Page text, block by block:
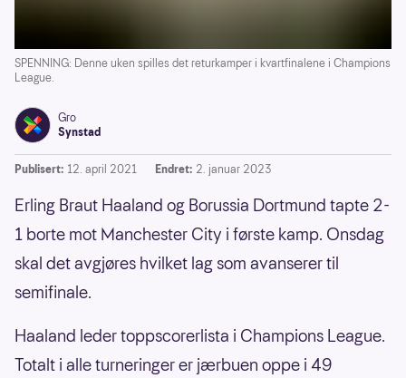
SPENNING: Denne uken spilles det returkamper i kvartfinalene i Champions
League.
Gro
Synstad
Publisert: 12. april 2021 Endret: 2. januar 2023
Erling Braut Haaland og Borussia Dortmund tapte 2-
1 borte mot Manchester City i første kamp. Onsdag
skal det avgjøres hvilket lag som avanserer til
semifinale.
Haaland leder toppscorerlista i Champions League.
Totalt i alle turneringer er jærbuen oppe i 49